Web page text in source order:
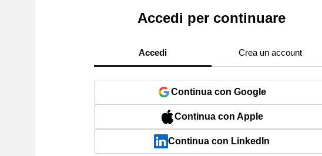
Accedi per continuare
Accedi Crea un account
Continua con Google
Continua con Apple
Continua con LinkedIn